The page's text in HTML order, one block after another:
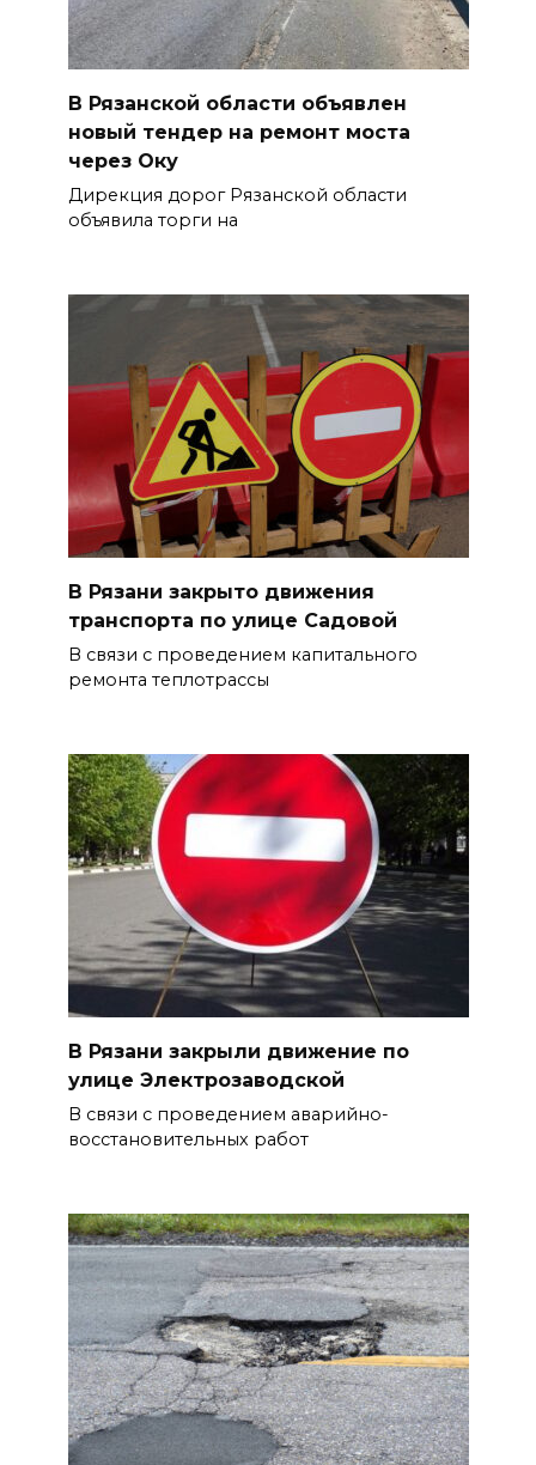
В Рязанской области объявлен
новый тендер на ремонт моста
через Оку
Дирекция дорог Рязанской области
объявила торги на
В Рязани закрыто движения
транспорта по улице Садовой
В связи с проведением капитального
ремонта теплотрассы
В Рязани закрыли движение по
улице Электрозаводской
В связи с проведением аварийно-
восстановительных работ